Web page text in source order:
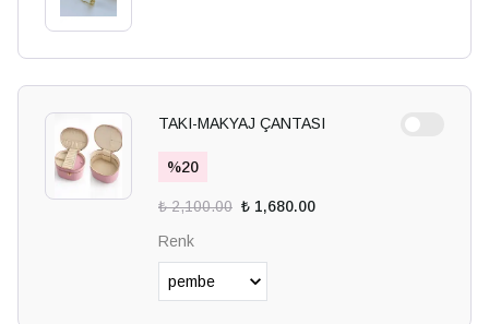
TAKI-MAKYAJ ÇANTASI
%20
₺ 2,100.00 ₺ 1,680.00
Renk